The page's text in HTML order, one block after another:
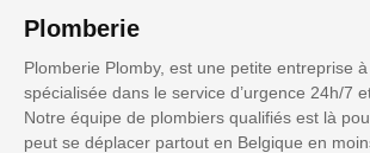
Plomberie
Plomberie Plomby, est une petite entreprise
spécialisée dans le service d’urgence 24h/7
Notre équipe de plombiers qualifiés est là
peut se déplacer partout en Belgique en